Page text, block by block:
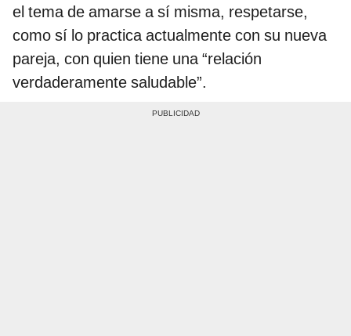
el tema de amarse a sí misma, respetarse,
como sí lo practica actualmente con su nueva
pareja, con quien tiene una “relación
verdaderamente saludable”.